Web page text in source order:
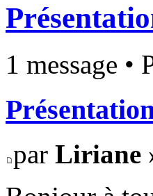
1 message •
par Liriane